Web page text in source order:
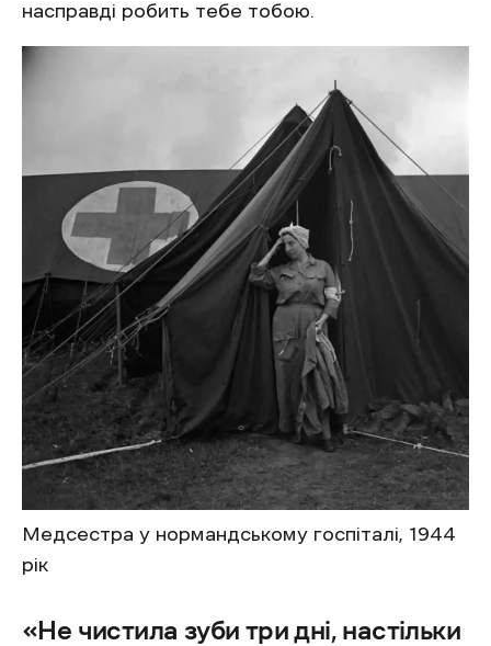
насправді робить тебе тобою.
Медсестра у нормандському госпіталі, 1944
рік
«Не чистила зуби три дні, настільки